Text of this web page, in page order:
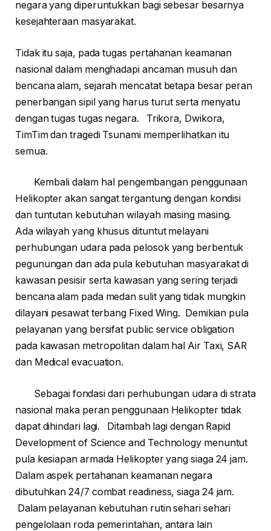
negara yang diperuntukkan bagi sebesar besarnya
kesejahteraan masyarakat.
Tidak itu saja, pada tugas pertahanan keamanan
nasional dalam menghadapi ancaman musuh dan
bencana alam, sejarah mencatat betapa besar peran
penerbangan sipil yang harus turut serta menyatu
dengan tugas tugas negara. Trikora, Dwikora,
TimTim dan tragedi Tsunami memperlihatkan itu
semua.
Kembali dalam hal pengembangan penggunaan
Helikopter akan sangat tergantung dengan kondisi
dan tuntutan kebutuhan wilayah masing masing.
Ada wilayah yang khusus dituntut melayani
perhubungan udara pada pelosok yang berbentuk
pegunungan dan ada pula kebutuhan masyarakat di
kawasan pesisir serta kawasan yang sering terjadi
bencana alam pada medan sulit yang tidak mungkin
dilayani pesawat terbang Fixed Wing. Demikian pula
pelayanan yang bersifat public service obligation
pada kawasan metropolitan dalam hal Air Taxi, SAR
dan Medical evacuation.
Sebagai fondasi dari perhubungan udara di strata
nasional maka peran penggunaan Helikopter tidak
dapat dihindari lagi. Ditambah lagi dengan Rapid
Development of Science and Technology menuntut
pula kesiapan armada Helikopter yang siaga 24 jam.
Dalam aspek pertahanan keamanan negara
dibutuhkan 24/7 combat readiness, siaga 24 jam.
Dalam pelayanan kebutuhan rutin sehari sehari
pengelolaan roda pemerintahan, antara lain